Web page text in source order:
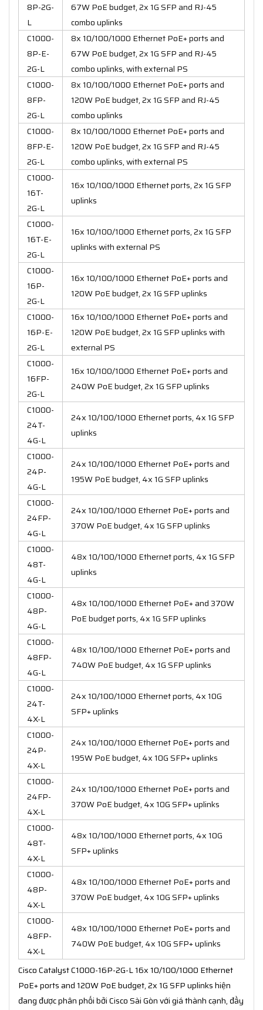
8P-2G-
L
67W PoE budget, 2x 1G SFP and RJ-45
combo uplinks
C1000-
8P-E-
2G-L
8x 10/100/1000 Ethernet PoE+ ports and
67W PoE budget, 2x 1G SFP and RJ-45
combo uplinks, with external PS
C1000-
8FP-
2G-L
8x 10/100/1000 Ethernet PoE+ ports and
120W PoE budget, 2x 1G SFP and RJ-45
combo uplinks
C1000-
8FP-E-
2G-L
8x 10/100/1000 Ethernet PoE+ ports and
120W PoE budget, 2x 1G SFP and RJ-45
combo uplinks, with external PS
C1000-
16T-
2G-L
16x 10/100/1000 Ethernet ports, 2x 1G SFP
uplinks
C1000-
16T-E-
2G-L
16x 10/100/1000 Ethernet ports, 2x 1G SFP
uplinks with external PS
C1000-
16P-
2G-L
16x 10/100/1000 Ethernet PoE+ ports and
120W PoE budget, 2x 1G SFP uplinks
C1000-
16P-E-
2G-L
16x 10/100/1000 Ethernet PoE+ ports and
120W PoE budget, 2x 1G SFP uplinks with
external PS
C1000-
16FP-
2G-L
16x 10/100/1000 Ethernet PoE+ ports and
240W PoE budget, 2x 1G SFP uplinks
C1000-
24T-
4G-L
24x 10/100/1000 Ethernet ports, 4x 1G SFP
uplinks
C1000-
24P-
4G-L
24x 10/100/1000 Ethernet PoE+ ports and
195W PoE budget, 4x 1G SFP uplinks
C1000-
24FP-
4G-L
24x 10/100/1000 Ethernet PoE+ ports and
370W PoE budget, 4x 1G SFP uplinks
C1000-
48T-
4G-L
48x 10/100/1000 Ethernet ports, 4x 1G SFP
uplinks
C1000-
48P-
4G-L
48x 10/100/1000 Ethernet PoE+ and 370W
PoE budget ports, 4x 1G SFP uplinks
C1000-
48FP-
4G-L
48x 10/100/1000 Ethernet PoE+ ports and
740W PoE budget, 4x 1G SFP uplinks
C1000-
24T-
4X-L
24x 10/100/1000 Ethernet ports, 4x 10G
SFP+ uplinks
C1000-
24P-
4X-L
24x 10/100/1000 Ethernet PoE+ ports and
195W PoE budget, 4x 10G SFP+ uplinks
C1000-
24FP-
4X-L
24x 10/100/1000 Ethernet PoE+ ports and
370W PoE budget, 4x 10G SFP+ uplinks
C1000-
48T-
4X-L
48x 10/100/1000 Ethernet ports, 4x 10G
SFP+ uplinks
C1000-
48P-
4X-L
48x 10/100/1000 Ethernet PoE+ ports and
370W PoE budget, 4x 10G SFP+ uplinks
C1000-
48FP-
4X-L
48x 10/100/1000 Ethernet PoE+ ports and
740W PoE budget, 4x 10G SFP+ uplinks
Cisco Catalyst C1000-16P-2G-L 16x 10/100/1000 Ethernet
PoE+ ports and 120W PoE budget, 2x 1G SFP uplinks hiện
đang được phân phối bởi Cisco Sài Gòn với giá thành cạnh, đầy